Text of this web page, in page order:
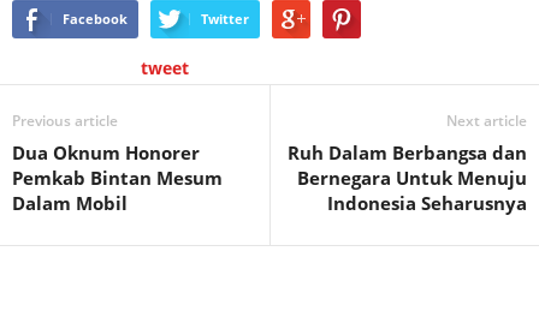
Facebook Twitter
tweet
Previous article
Dua Oknum Honorer
Pemkab Bintan Mesum
Dalam Mobil
Next article
Ruh Dalam Berbangsa dan
Bernegara Untuk Menuju
Indonesia Seharusnya